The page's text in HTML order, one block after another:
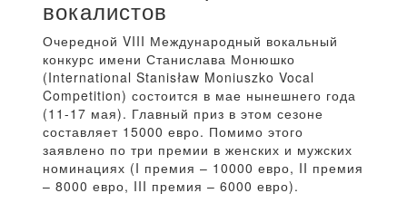
вокалистов
Очередной VIII Международный вокальный
конкурс имени Станислава Монюшко
(International Stanisław Moniuszko Vocal
Competition) состоится в мае нынешнего года
(11-17 мая). Главный приз в этом сезоне
составляет 15000 евро. Помимо этого
заявлено по три премии в женских и мужских
номинациях (I премия – 10000 евро, II премия
– 8000 евро, III премия – 6000 евро).